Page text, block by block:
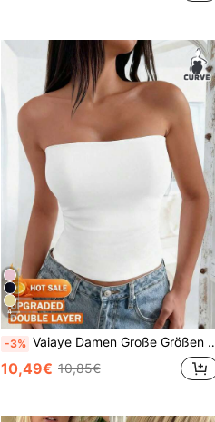
4
-3% Vaiaye Damen Große Größen Sexy trägerloses Basic Camisole, modischer einfarbiger dehnbarer anliegender Bandeau-Top, geeignet für alle Jahreszeiten, ideal für den Valentinstag Weißer Sommer
10,49€ 10,85€